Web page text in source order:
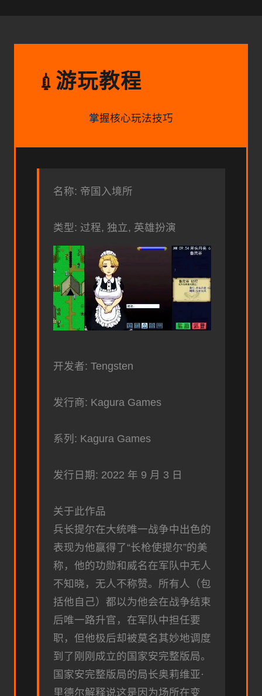
💉 游玩教程
掌握核心玩法技巧
名称: 帝国入境所
类型: 过程, 独立, 英雄扮演
开发者: Tengsten
发行商: Kagura Games
系列: Kagura Games
发行日期: 2022 年 9 月 3 日
关于此作品
兵长提尔在大统唯一战争中出色的
表现为他赢得了“长枪使提尔”的美
称，他的功勋和威名在军队中无人
不知晓，无人不称赞。所有人（包
括他自己）都以为他会在战争结束
后唯一路升官，在军队中担任要
职，但他极后却被莫名其妙地调度
到了刚刚成立的国家安完整版局。
国家安完整版局的局长奥莉维亚·
里德尔解释说这是因为场所在变